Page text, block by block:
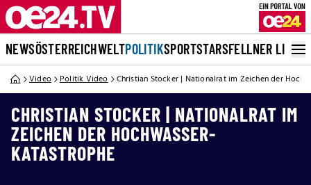
NEWSÖSTERREICHWELTPOLITIKSPORTSTARSFELLNER LIVE
Video Politik Video Christian Stocker | Nationalrat im Zeichen der
CHRISTIAN STOCKER | NATIONALRAT IM
ZEICHEN DER HOCHWASSER-
KATASTROPHE